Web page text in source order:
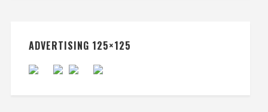
ADVERTISING 125×125